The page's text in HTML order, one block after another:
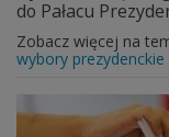
do Pałacu
Zobacz więcej na
wybory prezydenckie